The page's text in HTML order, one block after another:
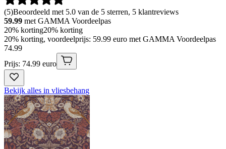
(5)Beoordeeld met 5.0 van de 5 sterren, 5 klantreviews
59.99 met GAMMA Voordeelpas
20% korting20% korting
20% korting, voordeelprijs: 59.99 euro met GAMMA Voordeelpas
74.99
Prijs: 74.99 euro
Bekijk alles in vliesbehang